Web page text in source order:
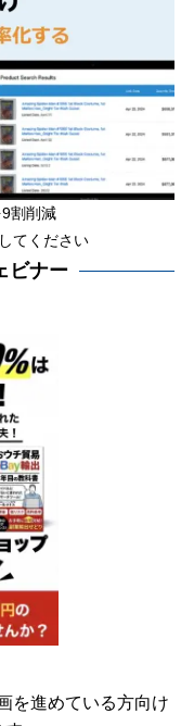
割削減
してください
ビナー
を進めている方向け